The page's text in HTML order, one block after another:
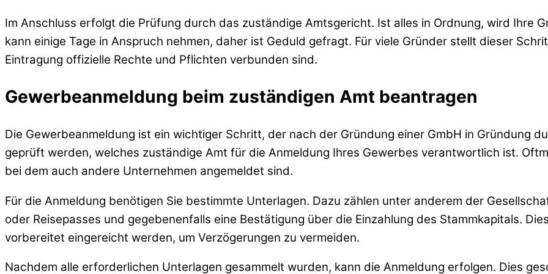
Im Anschluss erfolgt die Prüfung durch das zuständige Amtsgericht. Ist alles in Ordnung, wird Ihre
kann einige Tage in Anspruch nehmen, daher ist Geduld gefragt. Für viele Gründer stellt dieser
Eintragung offizielle Rechte und Pflichten verbunden sind.
Gewerbeanmeldung beim zuständigen Amt beantragen
Die Gewerbeanmeldung ist ein wichtiger Schritt, der nach der Gründung einer GmbH in Gründung
geprüft werden, welches zuständige Amt für die Anmeldung Ihres Gewerbes verantwortlich ist.
bei dem auch andere Unternehmen angemeldet sind.
Für die Anmeldung benötigen Sie bestimmte Unterlagen. Dazu zählen unter anderem der
oder Reisepasses und gegebenenfalls eine Bestätigung über die Einzahlung des Stammkapitals.
vorbereitet eingereicht werden, um Verzögerungen zu vermeiden.
Nachdem alle erforderlichen Unterlagen gesammelt wurden, kann die Anmeldung erfolgen. Dies